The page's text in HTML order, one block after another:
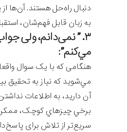
دنبال راه‌حل هستند. آن‌ها
به زبان قابل فهم‌شان،
۳. ” نمی‌دانم، ولی
مي‌کنم”:
هنگامی که با یک سوال
مي‌شويد که نیاز به
آن داريد، به اطلاعات
برخي چيزهاي کوچک، ممکن
سریع‌تر از تلاش برای